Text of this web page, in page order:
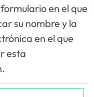
en el que
su nombre y la
en el que
esta